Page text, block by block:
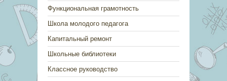
Функциональная грамотность
Школа молодого педагога
Капитальный ремонт
Школьные библиотеки
Классное руководство